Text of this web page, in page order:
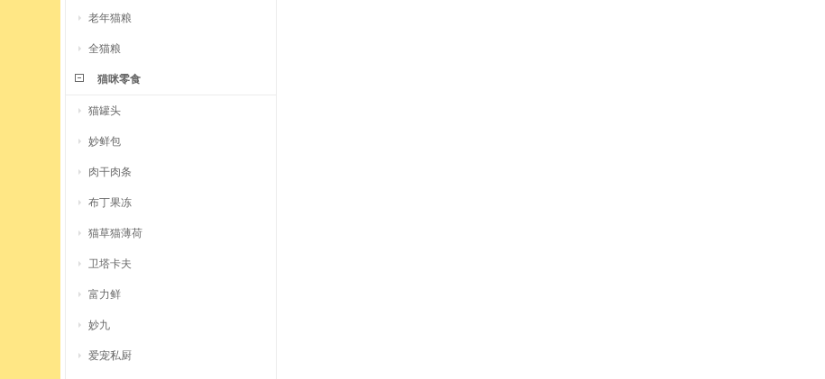
老年猫粮
全猫粮
猫咪零食
猫罐头
妙鲜包
肉干肉条
布丁果冻
猫草猫薄荷
卫塔卡夫
富力鲜
妙九
爱宠私厨